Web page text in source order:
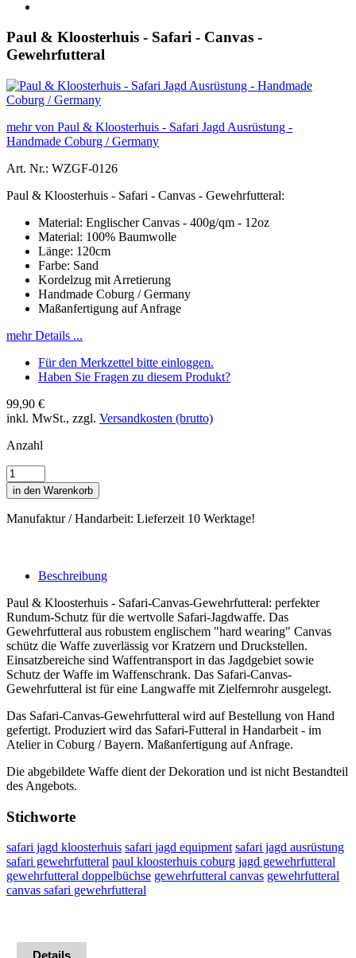
Paul & Kloosterhuis - Safari - Canvas -
Gewehrfutteral
mehr von Paul & Kloosterhuis - Safari Jagd Ausrüstung -
Handmade Coburg / Germany
Art. Nr.: WZGF-0126
Paul & Kloosterhuis - Safari - Canvas - Gewehrfutteral:
Material: Englischer Canvas - 400g/qm - 12oz
Material: 100% Baumwolle
Länge: 120cm
Farbe: Sand
Kordelzug mit Arretierung
Handmade Coburg / Germany
Maßanfertigung auf Anfrage
mehr Details ...
Für den Merkzettel bitte einloggen.
Haben Sie Fragen zu diesem Produkt?
99,90 €
inkl. MwSt., zzgl. Versandkosten (brutto)
Anzahl
in den Warenkorb
Manufaktur / Handarbeit: Lieferzeit 10 Werktage!
Beschreibung
Paul & Kloosterhuis - Safari-Canvas-Gewehrfutteral: perfekter
Rundum-Schutz für die wertvolle Safari-Jagdwaffe. Das
Gewehrfutteral aus robustem englischem "hard wearing" Canvas
schütz die Waffe zuverlässig vor Kratzern und Druckstellen.
Einsatzbereiche sind Waffentransport in das Jagdgebiet sowie
Schutz der Waffe im Waffenschrank. Das Safari-Canvas-
Gewehrfutteral ist für eine Langwaffe mit Zielfernrohr ausgelegt.
Das Safari-Canvas-Gewehrfutteral wird auf Bestellung von Hand
gefertigt. Produziert wird das Safari-Futteral in Handarbeit - im
Atelier in Coburg / Bayern. Maßanfertigung auf Anfrage.
Die abgebildete Waffe dient der Dekoration und ist nicht Bestandteil
des Angebots.
Stichworte
safari jagd kloosterhuis safari jagd equipment safari jagd ausrüstung
safari gewehrfutteral paul kloosterhuis coburg jagd gewehrfutteral
gewehrfutteral doppelbüchse gewehrfutteral canvas gewehrfutteral
canvas safari gewehrfutteral